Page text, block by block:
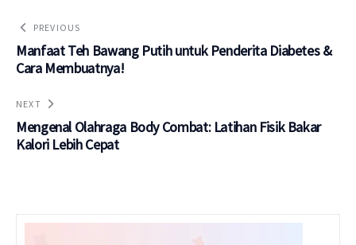
PREVIOUS
Manfaat Teh Bawang Putih untuk Penderita Diabetes &
Cara Membuatnya!
NEXT
Mengenal Olahraga Body Combat: Latihan Fisik Bakar
Kalori Lebih Cepat